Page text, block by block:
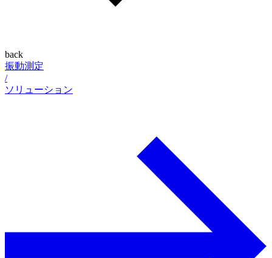
back
振動測定
/
ソリューション